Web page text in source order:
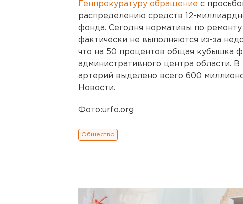
Генпрокуратуру обращение с
распределению средств 12-
фонда. Сегодня нормативы по
фактически не выполняются из-за
что на 50 процентов общая кубышка
административного центра области.
артерий выделено всего 600
Новости.
Фото:urfo.org
Общество